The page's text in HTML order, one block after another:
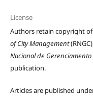
License
Authors retain copyright
of City Management
Nacional de
publication.
Articles are published